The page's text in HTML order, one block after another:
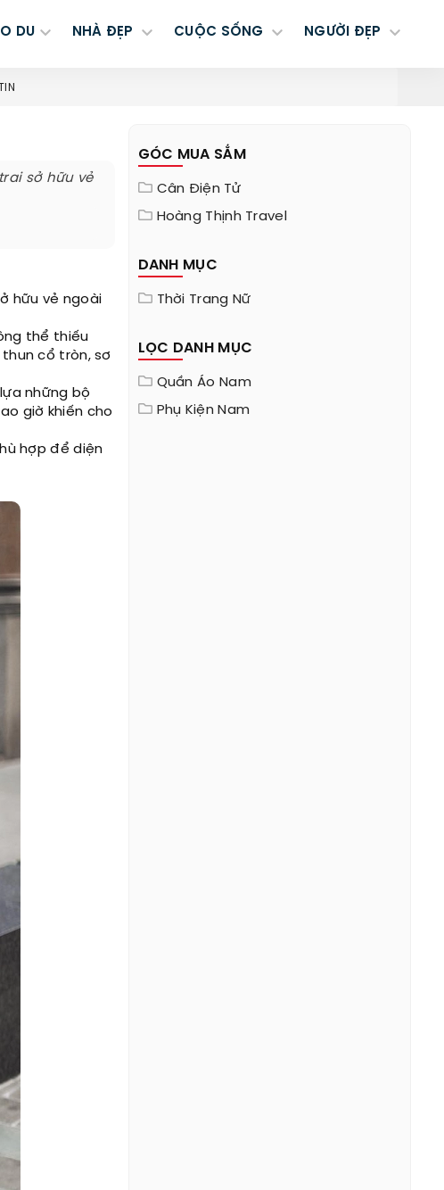
DU NHÀ ĐẸP CUỘC SỐNG NGƯỜI ĐẸP
sở hữu vẻ
hữu vẻ ngoài
thể thiếu
cổ tròn, sơ
những bộ
giờ khiến cho
hợp để diện
GÓC MUA SẮM
Cân Điện Tử
Hoàng Thịnh Travel
DANH MỤC
Thời Trang Nữ
LỌC DANH MỤC
Quần Áo Nam
Phụ Kiện Nam